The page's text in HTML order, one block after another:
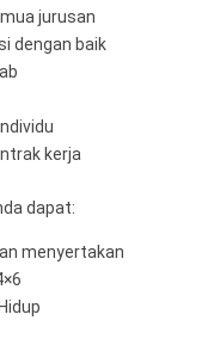
jurusan
dengan baik
kerja
dapat:
menyertakan